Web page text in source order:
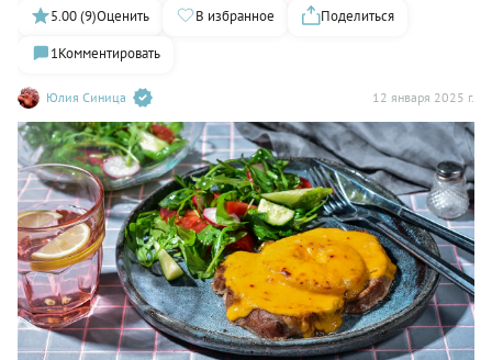
Юлия Синица 12 января 2025 г.
5.00 (9)Оценить В избранное
Поделиться
1Комментировать